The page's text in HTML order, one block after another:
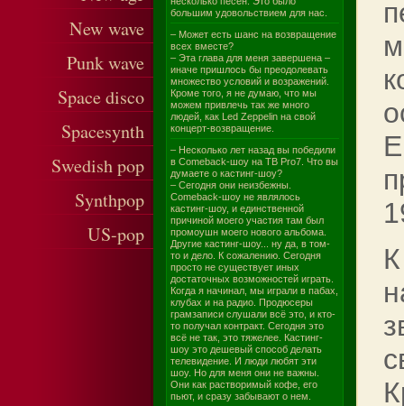
New wave
Punk wave
Space disco
Spacesynth
Swedish pop
Synthpop
US-pop
большим удовольствием для нас.
– Может есть шанс на возвращение
всех вместе?
– Эта глава для меня завершена –
иначе пришлось бы преодолевать
множество условий и возражений.
Кроме того, я не думаю, что мы
можем привлечь так же много
людей, как Led Zeppelin на свой
концерт-возвращение.
– Несколько лет назад вы победили
в Comeback-шоу на ТВ Pro7. Что вы
думаете о кастинг-шоу?
– Сегодня они неизбежны.
Comeback-шоу не являлось
кастинг-шоу, и единственной
причиной моего участия там был
промоушн моего нового альбома.
Другие кастинг-шоу... ну да, в том-
то и дело. К сожалению. Сегодня
просто не существует иных
достаточных возможностей играть.
Когда я начинал, мы играли в пабах,
клубах и на радио. Продюсеры
грамзаписи слушали всё это, и кто-
то получал контракт. Сегодня это
всё не так, это тяжелее. Кастинг-
шоу это дешевый способ делать
телевидение. И люди любят эти
шоу. Но для меня они не важны.
Они как растворимый кофе, его
пьют, и сразу забывают о нем.